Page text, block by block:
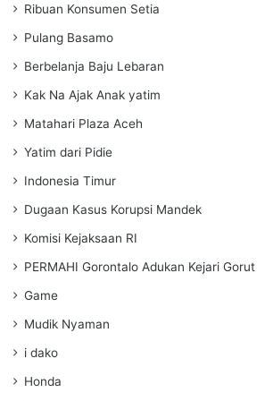
Ribuan Konsumen Setia
Pulang Basamo
Berbelanja Baju Lebaran
Kak Na Ajak Anak yatim
Matahari Plaza Aceh
Yatim dari Pidie
Indonesia Timur
Dugaan Kasus Korupsi Mandek
Komisi Kejaksaan RI
PERMAHI Gorontalo Adukan Kejari Gorut
Game
Mudik Nyaman
i dako
Honda